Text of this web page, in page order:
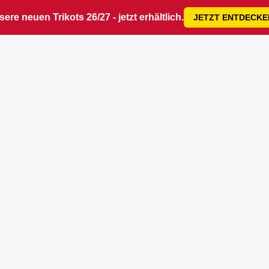
neuen Trikots 26/27 - jetzt erhältlich. JETZT